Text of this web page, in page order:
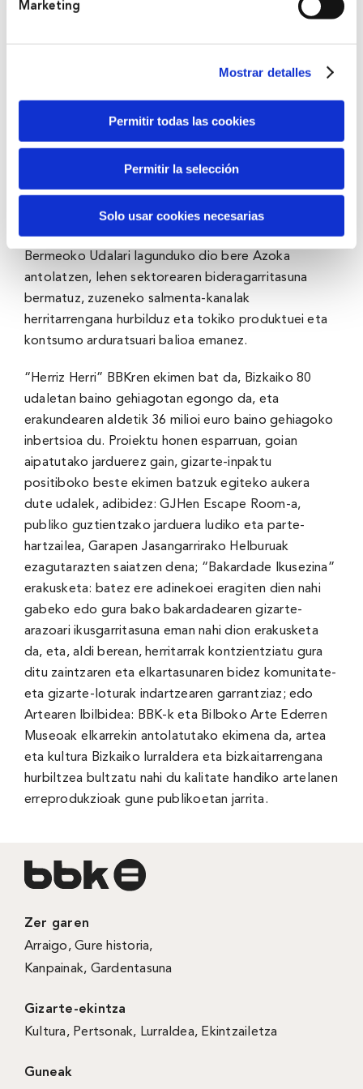
Marketing
Mostrar detalles
Permitir todas las cookies
Permitir la selección
Solo usar cookies necesarias
eskaria sustatzeko edo beren salmenta-kanalak
Bestalde, Eten Digital tailerrak eten edo arrakala
negatiboak minimizatzeko lan egiten du, beren
Osakidetza, WhatsApp edo online bankaren
aplikazioen) oinarrizko erabileraren bidez.
Eta, azkenik, Azokak proiektuari esker, BBK-k
Bermeoko Udalari lagunduko dio bere Azoka
antolatzen, lehen sektorearen bideragarritasuna
bermatuz, zuzeneko salmenta-kanalak
herritarrengana hurbilduz eta tokiko produktuei eta
kontsumo arduratsuari balioa emanez.
“Herriz Herri” BBKren ekimen bat da, Bizkaiko 80
udaletan baino gehiagotan egongo da, eta
erakundearen aldetik 36 milioi euro baino gehiagoko
inbertsioa du. Proiektu honen esparruan, goian
aipatutako jarduerez gain, gizarte-inpaktu
positiboko beste ekimen batzuk egiteko aukera
dute udalek, adibidez: GJHen Escape Room-a,
publiko guztientzako jarduera ludiko eta parte-
hartzailea, Garapen Jasangarrirako Helburuak
ezagutarazten saiatzen dena; “Bakardade Ikusezina”
erakusketa: batez ere adinekoei eragiten dien nahi
gabeko edo gura bako bakardadearen gizarte-
arazoari ikusgarritasuna eman nahi dion erakusketa
da, eta, aldi berean, herritarrak kontzientziatu gura
ditu zaintzaren eta elkartasunaren bidez komunitate-
eta gizarte-loturak indartzearen garrantziaz; edo
Artearen Ibilbidea: BBK-k eta Bilboko Arte Ederren
Museoak elkarrekin antolatutako ekimena da, artea
eta kultura Bizkaiko lurraldera eta bizkaitarrengana
hurbiltzea bultzatu nahi du kalitate handiko artelanen
erreprodukzioak gune publikoetan jarrita.
Zer garen
Arraigo,Gure historia,
Kanpainak, Gardentasuna
Gizarte-ekintza
Kultura, Pertsonak, Lurraldea, Ekintzailetza
Guneak